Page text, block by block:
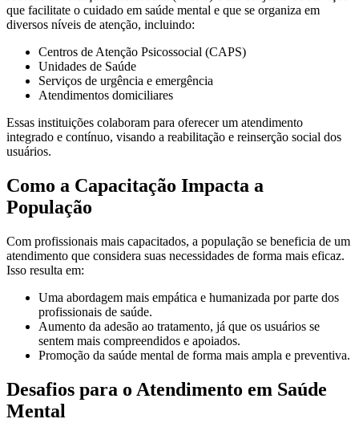
que facilitate o cuidado em saúde mental e que se organiza em
diversos níveis de atenção, incluindo:
Centros de Atenção Psicossocial (CAPS)
Unidades de Saúde
Serviços de urgência e emergência
Atendimentos domiciliares
Essas instituições colaboram para oferecer um atendimento
integrado e contínuo, visando a reabilitação e reinserção social dos
usuários.
Como a Capacitação Impacta a
População
Com profissionais mais capacitados, a população se beneficia de um
atendimento que considera suas necessidades de forma mais eficaz.
Isso resulta em:
Uma abordagem mais empática e humanizada por parte dos
profissionais de saúde.
Aumento da adesão ao tratamento, já que os usuários se
sentem mais compreendidos e apoiados.
Promoção da saúde mental de forma mais ampla e preventiva.
Desafios para o Atendimento em Saúde
Mental